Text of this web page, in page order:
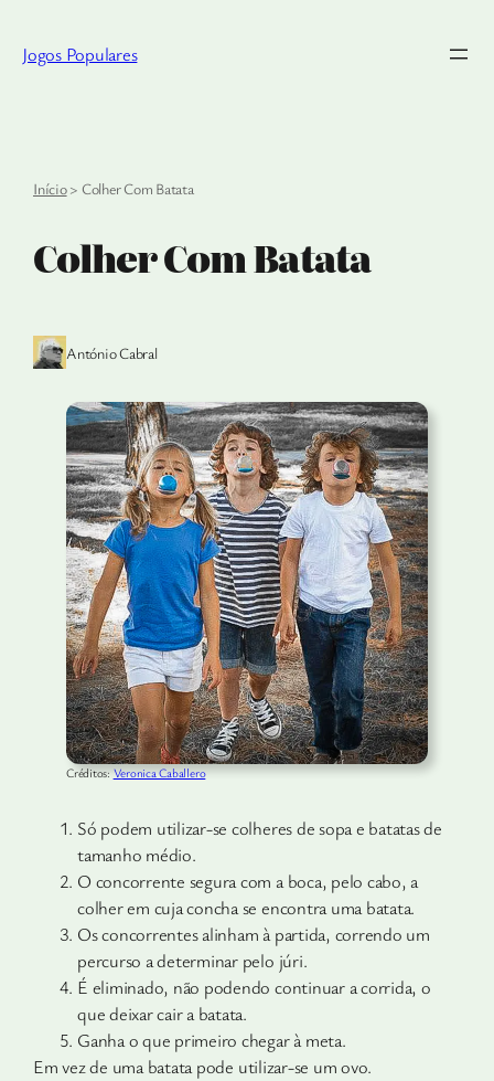
Jogos Populares
Início> Colher Com Batata
Colher Com Batata
António Cabral
Créditos:Veronica Caballero
Só podem utilizar-se colheres de sopa e batatas de
tamanho médio.
O concorrente segura com a boca, pelo cabo, a
colher em cuja concha se encontra uma batata.
Os concorrentes alinham à partida, correndo um
percurso a determinar pelo júri.
É eliminado, não podendo continuar a corrida, o
que deixar cair a batata.
Ganha o que primeiro chegar à meta.
Em vez de uma batata pode utilizar-se um ovo.